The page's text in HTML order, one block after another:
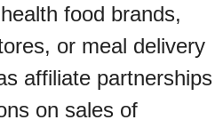
food brands,
or meal delivery
affiliate partnerships
on sales of